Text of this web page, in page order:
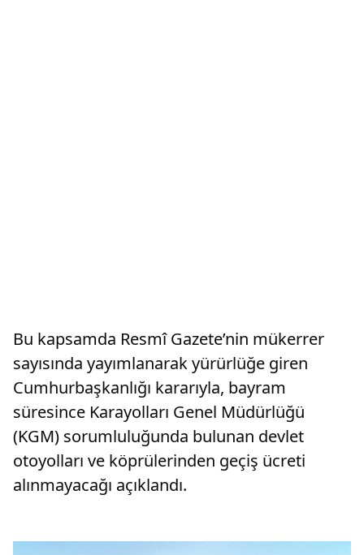
Bu kapsamda Resmî Gazete’nin mükerrer
sayısında yayımlanarak yürürlüğe giren
Cumhurbaşkanlığı kararıyla, bayram
süresince Karayolları Genel Müdürlüğü
(KGM) sorumluluğunda bulunan devlet
otoyolları ve köprülerinden geçiş ücreti
alınmayacağı açıklandı.